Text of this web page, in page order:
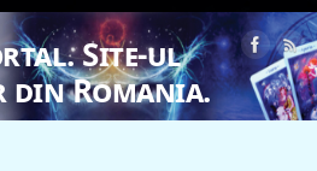
Site-ul
Romania.
VRAJITOARE